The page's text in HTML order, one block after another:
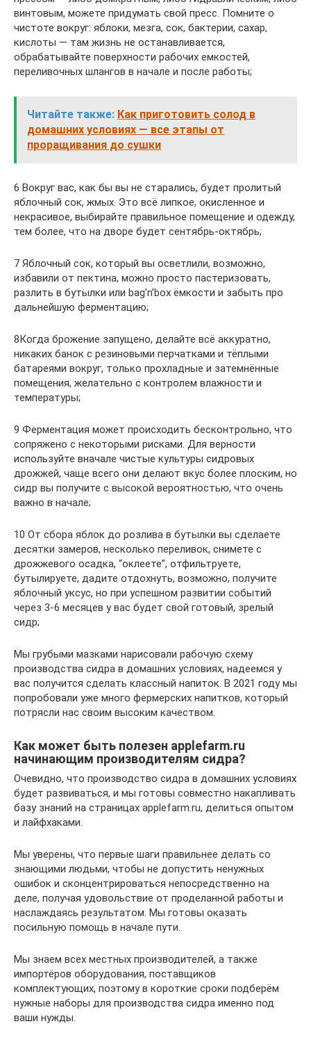
винтовым, можете придумать свой пресс. Помните о
чистоте вокруг: яблоки, мезга, сок, бактерии, сахар,
кислоты — там жизнь не останавливается,
обрабатывайте поверхности рабочих емкостей,
переливочных шлангов в начале и после работы;
Читайте также: Как приготовить солод в
домашних условиях — все этапы от
проращивания до сушки
6 Вокруг вас, как бы вы не старались, будет пролитый
яблочный сок, жмых. Это всё липкое, окисленное и
некрасивое, выбирайте правильное помещение и одежду,
тем более, что на дворе будет сентябрь-октябрь;
7 Яблочный сок, который вы осветлили, возможно,
избавили от пектина, можно просто пастеризовать,
разлить в бутылки или bag’n’box ёмкости и забыть про
дальнейшую ферментацию;
8Когда брожение запущено, делайте всё аккуратно,
никаких банок с резиновыми перчатками и тёплыми
батареями вокруг, только прохладные и затемнённые
помещения, желательно с контролем влажности и
температуры;
9 Ферментация может происходить бесконтрольно, что
сопряжено с некоторыми рисками. Для верности
используйте вначале чистые культуры сидровых
дрожжей, чаще всего они делают вкус более плоским, но
сидр вы получите с высокой вероятностью, что очень
важно в начале;
10 От сбора яблок до розлива в бутылки вы сделаете
десятки замеров, несколько переливок, снимете с
дрожжевого осадка, “оклеете”, отфильтруете,
бутылируете, дадите отдохнуть, возможно, получите
яблочный уксус, но при успешном развитии событий
через 3-6 месяцев у вас будет свой готовый, зрелый
сидр;
Мы грубыми мазками нарисовали рабочую схему
производства сидра в домашних условиях, надеемся у
вас получится сделать классный напиток. В 2021 году мы
попробовали уже много фермерских напитков, который
потрясли нас своим высоким качеством.
Как может быть полезен applefarm.ru
начинающим производителям сидра?
Очевидно, что производство сидра в домашних условиях
будет развиваться, и мы готовы совместно накапливать
базу знаний на страницах applefarm.ru, делиться опытом
и лайфхаками.
Мы уверены, что первые шаги правильнее делать со
знающими людьми, чтобы не допустить ненужных
ошибок и сконцентрироваться непосредственно на
деле, получая удовольствие от проделанной работы и
наслаждаясь результатом. Мы готовы оказать
посильную помощь в начале пути.
Мы знаем всех местных производителей, а также
импортёров оборудования, поставщиков
комплектующих, поэтому в короткие сроки подберём
нужные наборы для производства сидра именно под
ваши нужды.